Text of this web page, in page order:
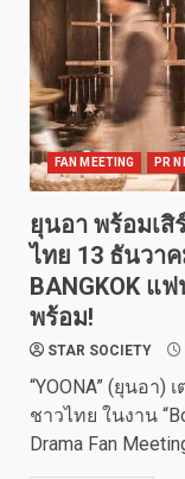
FAN MEETING PR
ยุนอา พร้อมเ
ไทย 13 ธันวาค
BANGKOK แ
พร้อม!
STAR SOCIETY
“YOONA” (ยุนอา
ชาวไทย ในงาน
Drama Fan